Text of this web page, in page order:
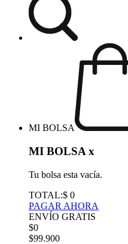
MI BOLSA
MI BOLSA x
Tu bolsa esta vacía.
TOTAL:$ 0
PAGAR AHORA
ENVÍO GRATIS
$0
$99.900